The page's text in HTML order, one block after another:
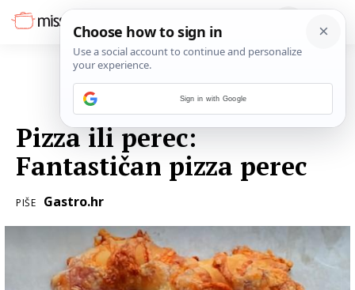
Pizza ili perec:
Fantastičan pizza perec
PIŠE Gastro.hr
Sign in with Google